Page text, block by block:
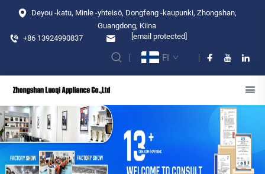
Deyou -katu, Minle -yhteisö, Dongfeng -kaupunki, Zhongshan,
Guangdong, Kiina
+86 13924990837
[email protected]
FI